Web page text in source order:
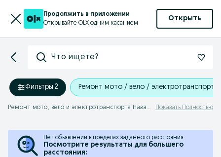
Продолжить в приложении
Открывайте OLX одним касанием
Открыть
Что ищете?
Фильтры·2 Ремонт мото / вело / электротранспорта
Ремонт мото, вело и электротранспорта Назарбек Показать Полностью
Нет объявлений в пределах заданного расстояния.
Посмотрите результаты для большего
расстояния: